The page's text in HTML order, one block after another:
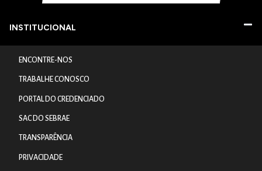
INSTITUCIONAL
ENCONTRE-NOS
TRABALHE CONOSCO
PORTAL DO CREDENCIADO
SAC DO SEBRAE
TRANSPARÊNCIA
PRIVACIDADE